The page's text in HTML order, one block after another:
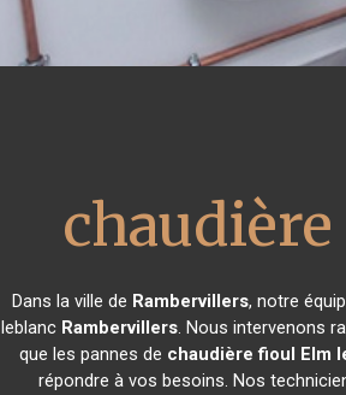
Dans la ville de Rambervillers, notre
leblanc Rambervillers. Nous intervenons
que les pannes de chaudière fioul Elm
répondre à vos besoins. Nos